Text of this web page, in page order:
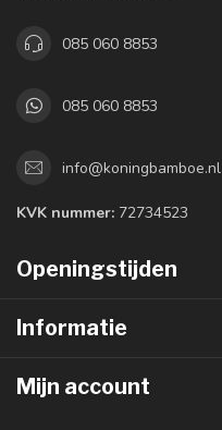
085 060 8853
085 060 8853
info@koningbamboe.nl
KVK nummer: 72734523
Openingstijden
Informatie
Mijn account